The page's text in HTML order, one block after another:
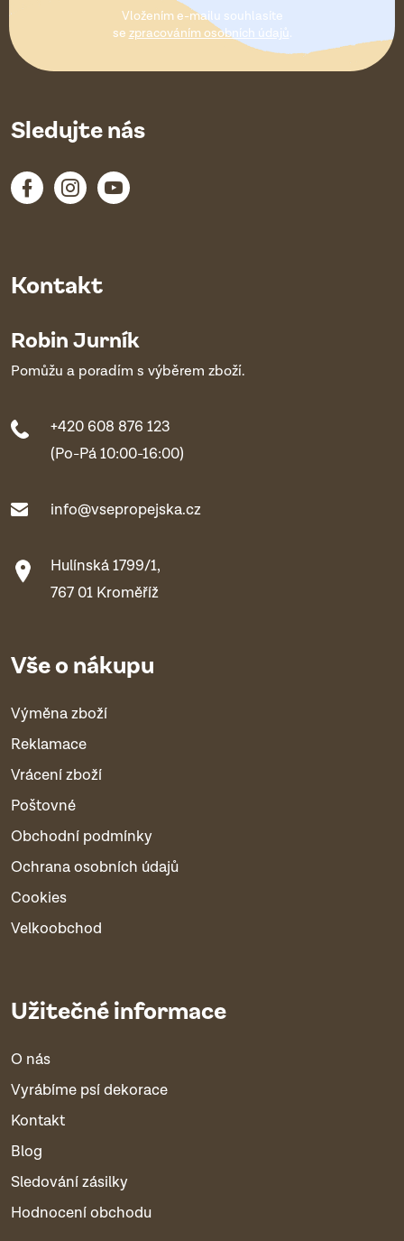
Vložením e-mailu souhlasíte
se zpracováním osobních údajů.
Kontakt
Robin Jurník
Pomůžu a poradím s výběrem zboží.
+420 608 876 123
(Po-Pá 10:00-16:00)
info@vsepropejska.cz
Hulínská 1799/1,
767 01 Kroměříž
Vše o nákupu
Výměna zboží
Reklamace
Vrácení zboží
Poštovné
Obchodní podmínky
Ochrana osobních údajů
Cookies
Velkoobchod
Užitečné informace
O nás
Vyrábíme psí dekorace
Kontakt
Blog
Sledování zásilky
Hodnocení obchodu
Sledujte nás